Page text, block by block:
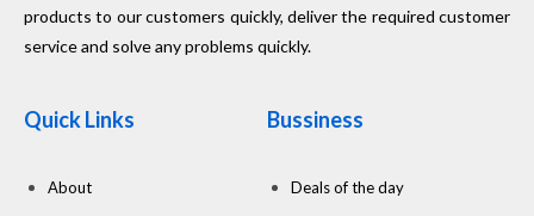
products to our customers quickly, deliver the required customer
service and solve any problems quickly.
Quick Links
About
Bussiness
Deals of the day